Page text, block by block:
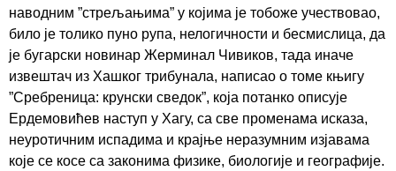
наводним ”стрељањима” у којима је тобоже учествовао,
било је толико пуно рупа, нелогичности и бесмислица, да
је бугарски новинар Жерминал Чивиков, тада иначе
извештач из Хашког трибунала, написао о томе књигу
”Сребреница: крунски сведок”, која потанко описује
Ердемовићев наступ у Хагу, са све променама исказа,
неуротичним испадима и крајње неразумним изјавама
које се косе са законима физике, биологије и географије.